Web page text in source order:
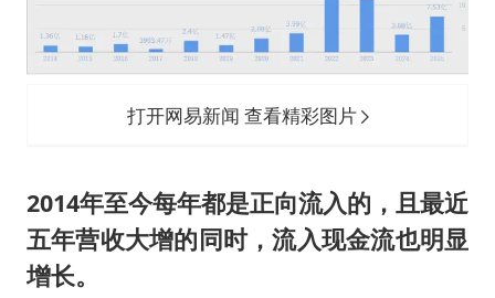
打开网易新闻 查看精彩图片
2014年至今每年都是正向流入的，且最近
五年营收大增的同时，流入现金流也明显
增长。